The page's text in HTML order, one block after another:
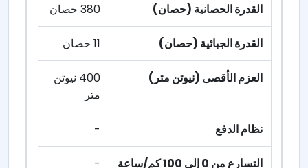
القدرة الحصانية (حصان) 380 حصان
القدرة الجبائية (حصان) 11 حصان
العزم الأقصى (نيوتن متر)
400 نيوتن
متر
نظام الدفع -
التسارع من 0 إلى 100 كم/ساعة -